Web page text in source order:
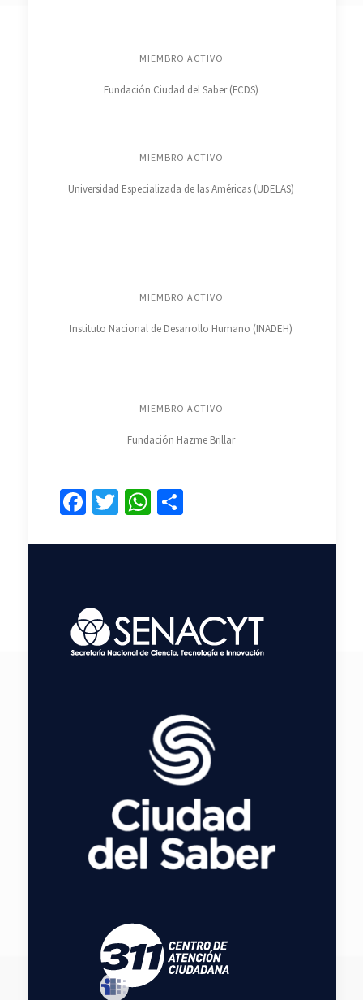
MIEMBRO ACTIVO
Fundación Ciudad del Saber (FCDS)
MIEMBRO ACTIVO
Universidad Especializada de las Américas (UDELAS)
MIEMBRO ACTIVO
Instituto Nacional de Desarrollo Humano (INADEH)
MIEMBRO ACTIVO
Fundación Hazme Brillar
Facebook
TwitterWhatsApp
Compartir